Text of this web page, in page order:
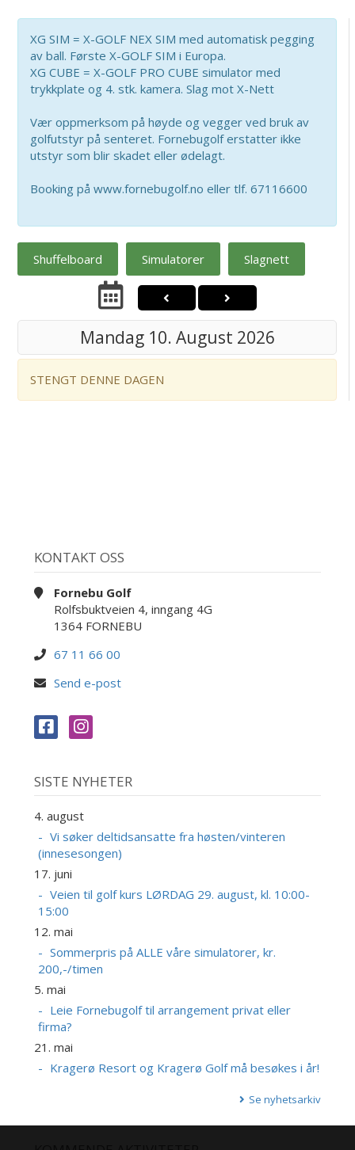
XG SIM = X-GOLF NEX SIM med automatisk pegging
av ball. Første X-GOLF SIM i Europa.
XG CUBE = X-GOLF PRO CUBE simulator med
trykkplate og 4. stk. kamera. Slag mot X-Nett
Vær oppmerksom på høyde og vegger ved bruk av
golfutstyr på senteret. Fornebugolf erstatter ikke
utstyr som blir skadet eller ødelagt.
Booking på www.fornebugolf.no eller tlf. 67116600
Shuffelboard Simulatorer Slagnett
Mandag 10. August 2026
STENGT DENNE DAGEN
KONTAKT OSS
Fornebu Golf
Rolfsbuktveien 4, inngang 4G
1364 FORNEBU
67 11 66 00
Send e-post
SISTE NYHETER
4. august
Vi søker deltidsansatte fra høsten/vinteren
(innesesongen)
17. juni
Veien til golf kurs LØRDAG 29. august, kl. 10:00-
15:00
12. mai
Sommerpris på ALLE våre simulatorer, kr.
200,-/timen
5. mai
Leie Fornebugolf til arrangement privat eller
firma?
21. mai
Kragerø Resort og Kragerø Golf må besøkes i år!
Se nyhetsarkiv